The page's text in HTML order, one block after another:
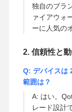
独自のブラ
ァイアウォ
ーに人気の
2. 信頼性と
Q: デバイスは
範囲は？
A: はい。
レード設計